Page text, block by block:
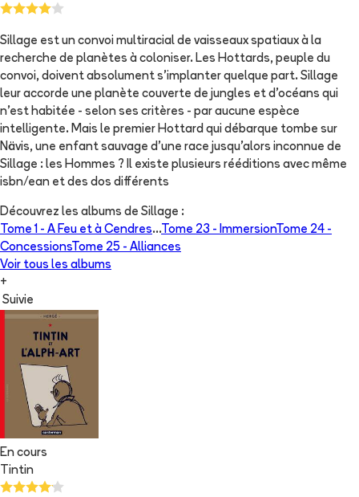
Sillage est un convoi multiracial de vaisseaux spatiaux à la
recherche de planètes à coloniser. Les Hottards, peuple du
convoi, doivent absolument s'implanter quelque part. Sillage
leur accorde une planète couverte de jungles et d'océans qui
n'est habitée - selon ses critères - par aucune espèce
intelligente. Mais le premier Hottard qui débarque tombe sur
Nävis, une enfant sauvage d'une race jusqu'alors inconnue de
Sillage : les Hommes ? Il existe plusieurs rééditions avec même
isbn/ean et des dos différents
Découvrez les albums de Sillage :
Tome 1 - A Feu et à Cendres...Tome 23 - ImmersionTome 24 -
ConcessionsTome 25 - Alliances
Voir tous les albums
+
Suivie
En cours
Tintin